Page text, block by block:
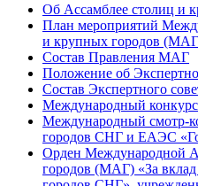
Об Ассамблее столиц
План мероприятий
и крупных городов
Состав Правления МАГ
Положение об
Состав Экспертного
Международный
Международный смотр-
городов СНГ и ЕАЭС
Орден Международной
городов (МАГ) «За вклад